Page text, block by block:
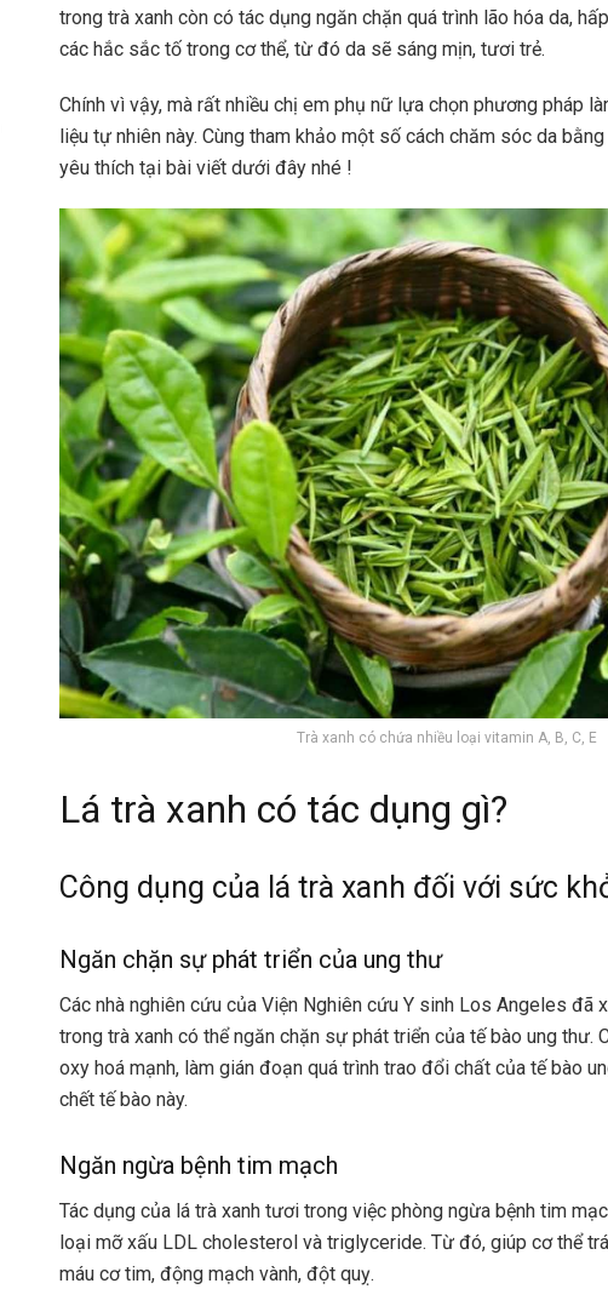
trong trà xanh còn có tác dụng ngăn chặn quá trình lão hóa da,
các hắc sắc tố trong cơ thể, từ đó da sẽ sáng mịn, tươi trẻ.
Chính vì vậy, mà rất nhiều chị em phụ nữ lựa chọn phương pháp
liệu tự nhiên này. Cùng tham khảo một số cách chăm sóc da bằng
yêu thích tại bài viết dưới đây nhé !
Trà xanh có chứa nhiều loại vitamin A, B, C, E
Lá trà xanh có tác dụng gì?
Công dụng của lá trà xanh đối với sức
Ngăn chặn sự phát triển của ung thư
Các nhà nghiên cứu của Viện Nghiên cứu Y sinh Los Angeles đã
trong trà xanh có thể ngăn chặn sự phát triển của tế bào ung thư.
oxy hoá mạnh, làm gián đoạn quá trình trao đổi chất của tế bào
chết tế bào này.
Ngăn ngừa bệnh tim mạch
Tác dụng của lá trà xanh tươi trong việc phòng ngừa bệnh tim
loại mỡ xấu LDL cholesterol và triglyceride. Từ đó, giúp cơ thể
máu cơ tim, động mạch vành, đột quỵ.